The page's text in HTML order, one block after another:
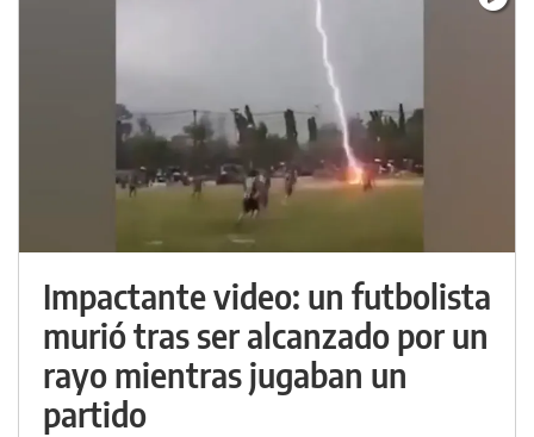
Impactante video: un futbolista
murió tras ser alcanzado por un
rayo mientras jugaban un
partido